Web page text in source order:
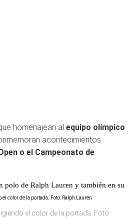
homenajean al equipo olímpico
acontecimientos
o el Campeonato de
polo de Ralph Lauren y también en su
el color de la portada. Foto: